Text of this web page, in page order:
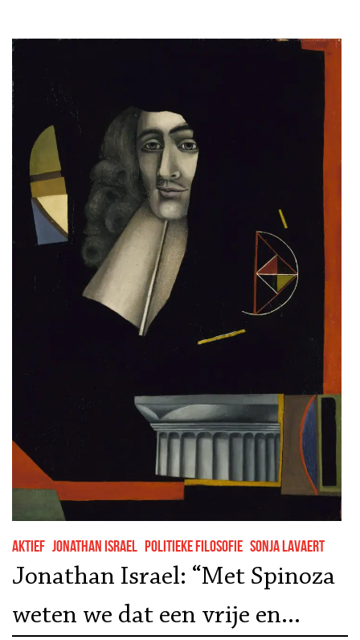
Aktief Jonathan Israel Politieke filosofie Sonja Lavaert
Jonathan Israel: “Met Spinoza
weten we dat een vrije en